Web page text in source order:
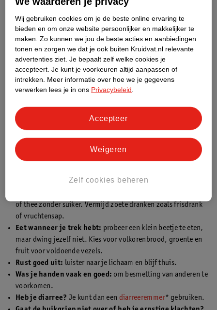
Toch kan buikgriep het hele jaar door voorkomen, niet alleen in
de zomer. Het is erg besmettelijk. Op drukke plekken zoals
campings, festivals of vakantieparken kun je sneller besmet
raken(1).
Wil je weten of buikgriep of zomergriep nu heerst? Kijk dan op
Wat kun je doen bij zomergriep?
Zomergriep gaat meestal vanzelf over, maar met de juiste
aanpak kun je je klachten verlichten. Dit kun je doen bij griep in
de zomer:
Drink voldoende:probeer 2 tot 3 liter per dag te drinken,
of thee zonder suiker. Vermijd zoete dranken zoals frisdrank
of vruchtensap.
Eet wanneer je trek hebt: probeer een klein beetje te eten,
maar dwing jezelf niet. Kies voor volkorenbrood, groente en
fruit voor voldoende vezels.
Rust goed uit: luister naar je lichaam en blijf thuis.
Was je handen vaak en goed: om besmetting van anderen te
voorkomen.
Heb je diarree? Je kunt dan een diarreeremmer* gebruiken.
Wij gebruiken cookies om je de beste online ervaring te
bieden en om onze website persoonlijker en makkelijker te
maken. Zo kunnen we jou de beste acties en aanbiedingen
tonen en zorgen we dat je ook buiten Kruidvat.nl relevante
advertenties ziet. Je bepaalt zelf welke cookies je
accepteert. Je kunt je voorkeuren altijd aanpassen of
intrekken.
Meer informatie over hoe we je gegevens
verwerken lees je in ons Privacybeleid
Zelf cookies beheren
Weigeren
Accepteer